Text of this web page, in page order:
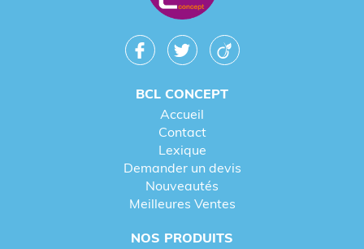
BCL CONCEPT
Accueil
Contact
Lexique
Demander un devis
Nouveautés
Meilleures Ventes
NOS PRODUITS